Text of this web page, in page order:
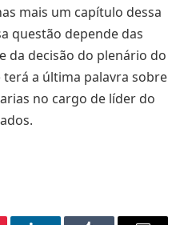
mais um capítulo dessa
questão depende das
da decisão do plenário do
a última palavra sobre
no cargo de líder do